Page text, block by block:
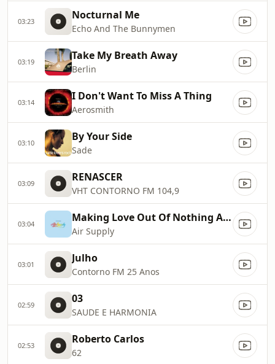
03:23 Nocturnal Me
Echo And The Bunnymen
03:19 Take My Breath Away
Berlin
03:14 I Don't Want To Miss A Thing
Aerosmith
03:10 By Your Side
Sade
03:09 RENASCER
VHT CONTORNO FM 104,9
03:04 Making Love Out Of Nothing At All
Air Supply
03:01 Julho
Contorno FM 25 Anos
02:59 03
SAUDE E HARMONIA
02:53 Roberto Carlos
62